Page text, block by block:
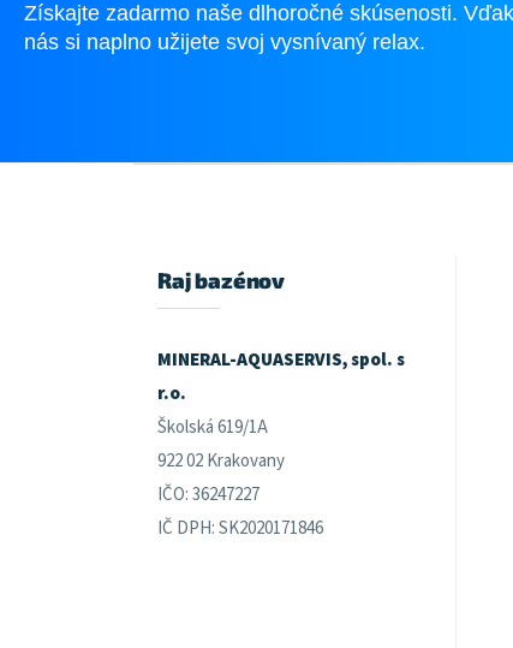
Získajte zadarmo naše dlhoročné skúsenosti.
nás si naplno užijete svoj vysnívaný relax.
Raj bazénov
MINERAL-AQUASERVIS, spol. s
r.o.
Školská 619/1A
922 02 Krakovany
IČO: 36247227
IČ DPH: SK2020171846